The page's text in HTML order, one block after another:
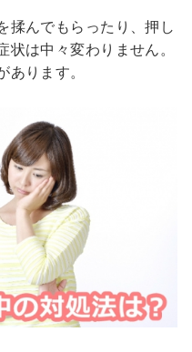
揉んでもらったり、押し
状は中々変わりません。
あります。